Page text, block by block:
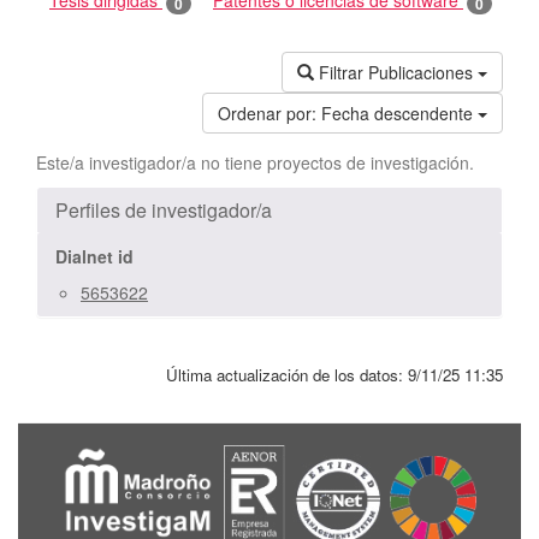
Filtrar Publicaciones
Ordenar por: Fecha descendente
Este/a investigador/a no tiene proyectos de investigación.
Perfiles de investigador/a
Dialnet id
5653622
Última actualización de los datos: 9/11/25 11:35